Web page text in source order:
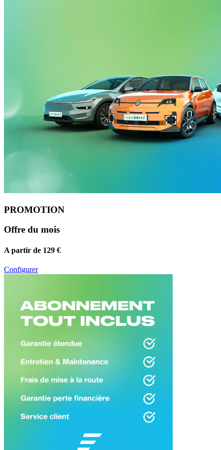
PROMOTION
Offre du mois
A partir de 129 €
Configurer